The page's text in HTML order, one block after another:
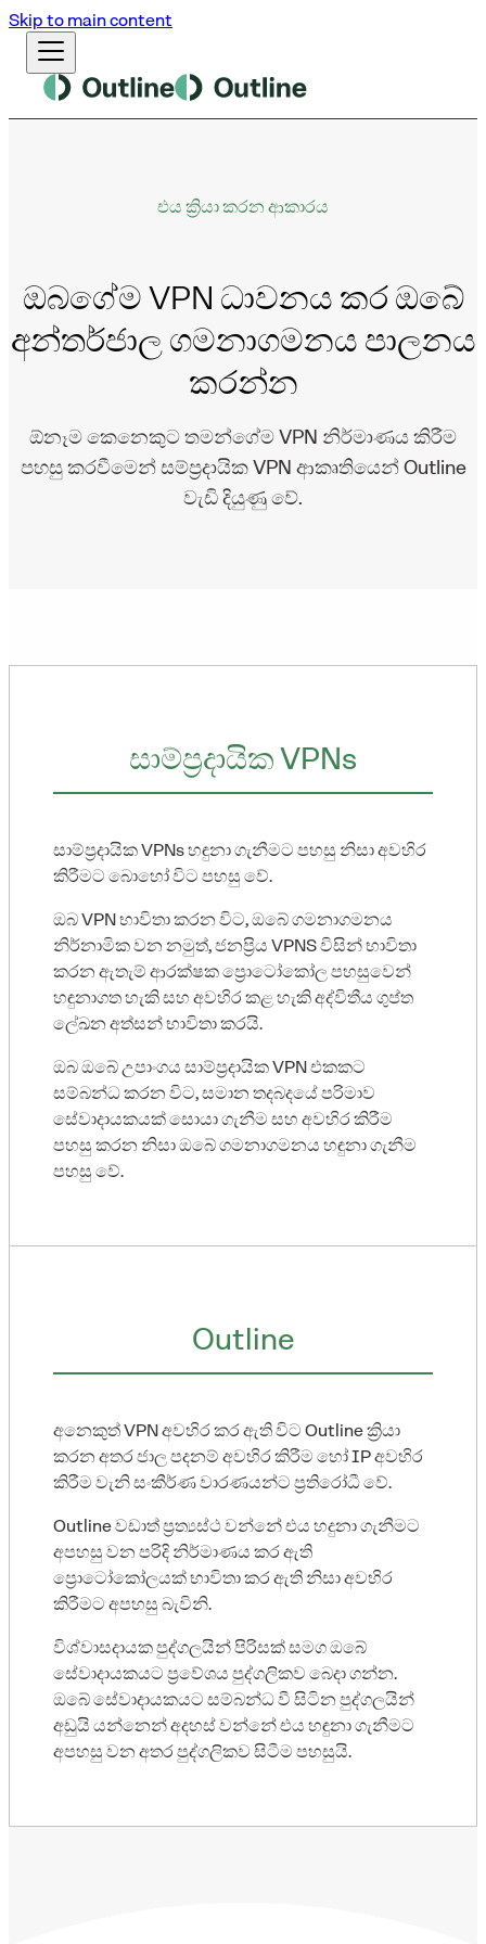
Skip to main content
එය ක්‍රියා කරන ආකාරය
ඔබගේම VPN ධාවනය කර ඔබේ
අන්තර්ජාල ගමනාගමනය පාලනය
කරන්න
ඕනෑම කෙනෙකුට තමන්ගේම VPN නිර්මාණය කිරීම
පහසු කරවීමෙන් සම්ප්‍රදායික VPN ආකෘතියෙන් Outline
වැඩි දියුණු වේ.
සාම්ප්‍රදායික VPNs
සාම්ප්‍රදායික VPNs හඳුනා ගැනීමට පහසු නිසා අවහිර
කිරීමට බොහෝ විට පහසු වේ.
ඔබ VPN භාවිතා කරන විට, ඔබේ ගමනාගමනය
නිර්නාමික වන නමුත්, ජනප්‍රිය VPNS විසින් භාවිතා
කරන ඇතැම් ආරක්ෂක ප්‍රොටෝකෝල පහසුවෙන්
හඳුනාගත හැකි සහ අවහිර කළ හැකි අද්විතීය ගුප්ත
ලේඛන අත්සන් භාවිතා කරයි.
ඔබ ඔබේ උපාංගය සාම්ප්‍රදායික VPN එකකට
සම්බන්ධ කරන විට, සමාන තදබදයේ පරිමාව
සේවාදායකයක් සොයා ගැනීම සහ අවහිර කිරීම
පහසු කරන නිසා ඔබේ ගමනාගමනය හඳුනා ගැනීම
පහසු වේ.
Outline
අනෙකුත් VPN අවහිර කර ඇති විට Outline ක්‍රියා
කරන අතර ජාල පදනම් අවහිර කිරීම හෝ IP අවහිර
කිරීම වැනි සංකීර්ණ වාරණයන්ට ප්‍රතිරෝධී වේ.
Outline වඩාත් ප්‍රත්‍යස්ථ වන්නේ එය හදුනා ගැනීමට
අපහසු වන පරිදි නිර්මාණය කර ඇති
ප්‍රොටෝකෝලයක් භාවිතා කර ඇති නිසා අවහිර
කිරීමට අපහසු බැවිනි.
විශ්වාසදායක පුද්ගලයින් පිරිසක් සමග ඔබේ
සේවාදායකයට ප්‍රවේශය පුද්ගලිකව බෙදා ගන්න.
ඔබේ සේවාදායකයට සම්බන්ධ වී සිටින පුද්ගලයින්
අඩුයි යන්නෙන් අදහස් වන්නේ එය හඳුනා ගැනීමට
අපහසු වන අතර පුද්ගලිකව සිටීම පහසුයි.